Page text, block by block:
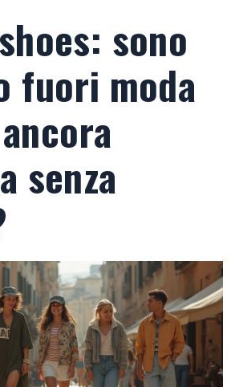
sono
fuori moda
senza